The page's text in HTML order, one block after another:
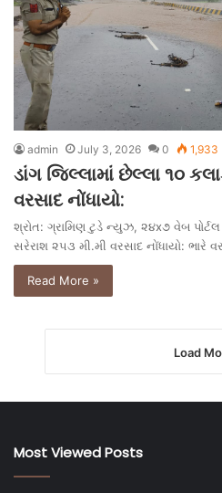
admin July 3, 2026 0 1,933
ડાંગ જિલ્લામાં છેલ્લા ૧૦
વરસાદ નોંધાયો:
શ્રોત: ગ્રામિણ ટુડે ન્યુઝ, ૨૪x૭ વેબ પોર્ટલ
સરેરાશ ૨૫૩ મી.મી વરસાદ નોંધાયો: ભારે
Read More »
Load
Most Viewed Posts